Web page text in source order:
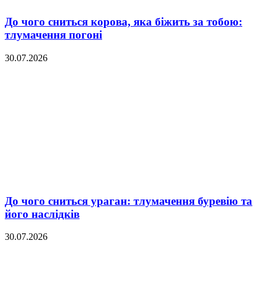
До чого сниться корова, яка біжить за тобою:
тлумачення погоні
30.07.2026
До чого сниться ураган: тлумачення буревію та
його наслідків
30.07.2026